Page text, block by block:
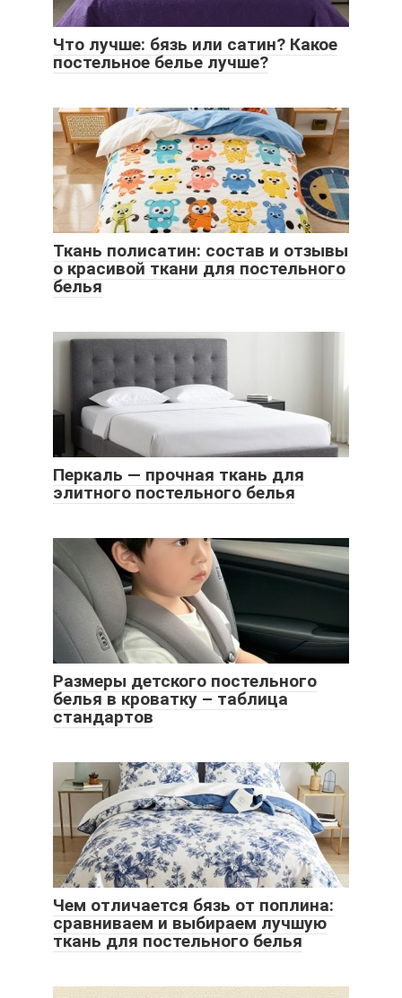
Что лучше: бязь или сатин? Какое
постельное белье лучше?
Ткань полисатин: состав и отзывы
о красивой ткани для постельного
белья
Перкаль — прочная ткань для
элитного постельного белья
Размеры детского постельного
белья в кроватку – таблица
стандартов
Чем отличается бязь от поплина:
сравниваем и выбираем лучшую
ткань для постельного белья